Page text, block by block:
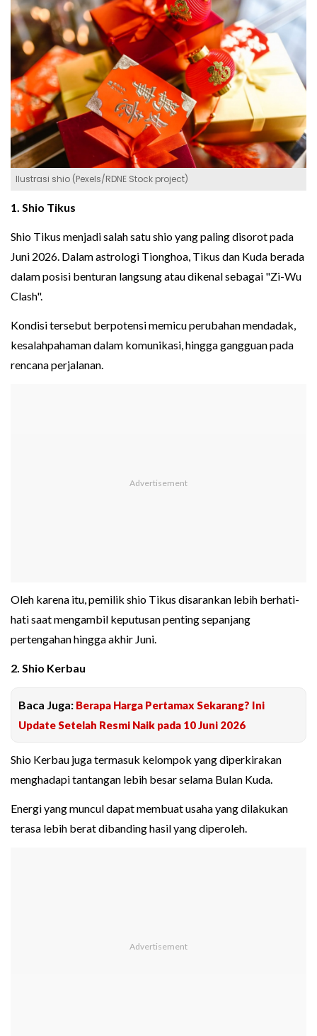
Ilustrasi shio (Pexels/RDNE Stock project)
1. Shio Tikus
Shio Tikus menjadi salah satu shio yang paling disorot pada
Juni 2026. Dalam astrologi Tionghoa, Tikus dan Kuda berada
dalam posisi benturan langsung atau dikenal sebagai "Zi-Wu
Clash".
Kondisi tersebut berpotensi memicu perubahan mendadak,
kesalahpahaman dalam komunikasi, hingga gangguan pada
rencana perjalanan.
Oleh karena itu, pemilik shio Tikus disarankan lebih berhati-
hati saat mengambil keputusan penting sepanjang
pertengahan hingga akhir Juni.
2. Shio Kerbau
Baca Juga: Berapa Harga Pertamax Sekarang? Ini
Update Setelah Resmi Naik pada 10 Juni 2026
Shio Kerbau juga termasuk kelompok yang diperkirakan
menghadapi tantangan lebih besar selama Bulan Kuda.
Energi yang muncul dapat membuat usaha yang dilakukan
terasa lebih berat dibanding hasil yang diperoleh.